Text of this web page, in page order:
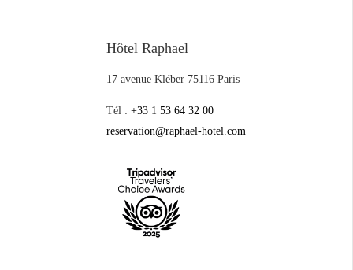
Hôtel Raphael
17 avenue Kléber 75116 Paris
Tél : +33 1 53 64 32 00
reservation@raphael-hotel.com